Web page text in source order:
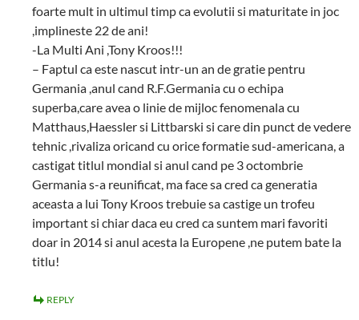
foarte mult in ultimul timp ca evolutii si maturitate in joc
,implineste 22 de ani!
-La Multi Ani ,Tony Kroos!!!
– Faptul ca este nascut intr-un an de gratie pentru
Germania ,anul cand R.F.Germania cu o echipa
superba,care avea o linie de mijloc fenomenala cu
Matthaus,Haessler si Littbarski si care din punct de vedere
tehnic ,rivaliza oricand cu orice formatie sud-americana, a
castigat titlul mondial si anul cand pe 3 octombrie
Germania s-a reunificat, ma face sa cred ca generatia
aceasta a lui Tony Kroos trebuie sa castige un trofeu
important si chiar daca eu cred ca suntem mari favoriti
doar in 2014 si anul acesta la Europene ,ne putem bate la
titlu!
REPLY